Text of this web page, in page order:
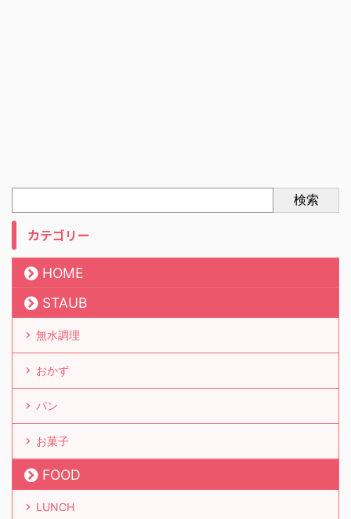
検索
カテゴリー
HOME
STAUB
無水調理
おかず
パン
お菓子
FOOD
LUNCH